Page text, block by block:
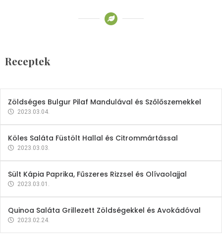
Receptek
2023.03.06.
Zöldséges Bulgur Pilaf Mandulával és Szőlőszemekkel
2023.03.04.
Köles Saláta Füstölt Hallal és Citrommártással
2023.03.03.
Sült Kápia Paprika, Fűszeres Rizzsel és Olívaolajjal
2023.03.01.
Quinoa Saláta Grillezett Zöldségekkel és Avokádóval
2023.02.24.
Gyógynövények